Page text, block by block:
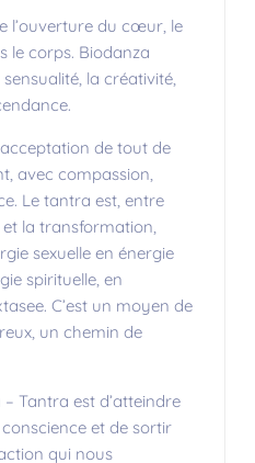
l’ouverture du cœur, le
le corps. Biodanza
la créativité,
de tout de
avec compassion,
Le tantra est, entre
la transformation,
sexuelle en énergie
spirituelle, en
C’est un moyen de
un chemin de
Tantra est d’atteindre
et de sortir
qui nous